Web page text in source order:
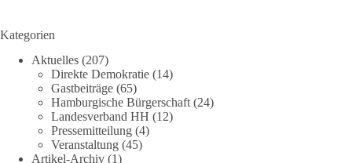
Kategorien
Aktuelles (207)
Direkte Demokratie (14)
Gastbeiträge (65)
Hamburgische Bürgerschaft(24)
Landesverband HH (12)
Pressemitteilung (4)
Veranstaltung (45)
Artikel-Archiv (1)